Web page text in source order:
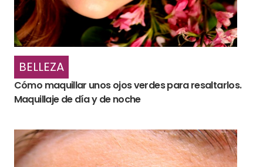
BELLEZA
Cómo maquillar unos ojos verdes para resaltarlos.
Maquillaje de día y de noche